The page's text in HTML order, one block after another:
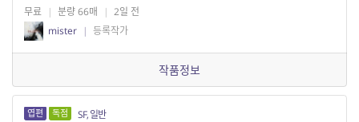
무료 | 분량 66매 | 2일 전
mister | 등록작가
작품정보
엽편 독점 SF, 일반